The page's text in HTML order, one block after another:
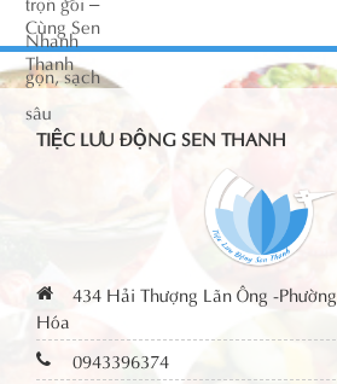
TIỆC LƯU ĐỘNG SEN THANH
434 Hải Thượng Lãn Ông -
Hóa
0943396374